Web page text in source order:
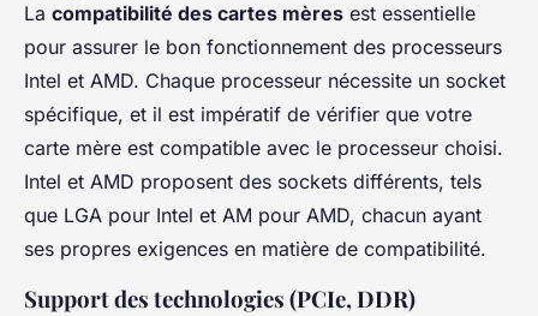
La compatibilité des cartes mères est essentielle
pour assurer le bon fonctionnement des processeurs
Intel et AMD. Chaque processeur nécessite un socket
spécifique, et il est impératif de vérifier que votre
carte mère est compatible avec le processeur choisi.
Intel et AMD proposent des sockets différents, tels
que LGA pour Intel et AM pour AMD, chacun ayant
ses propres exigences en matière de compatibilité.
Support des technologies (PCIe, DDR)